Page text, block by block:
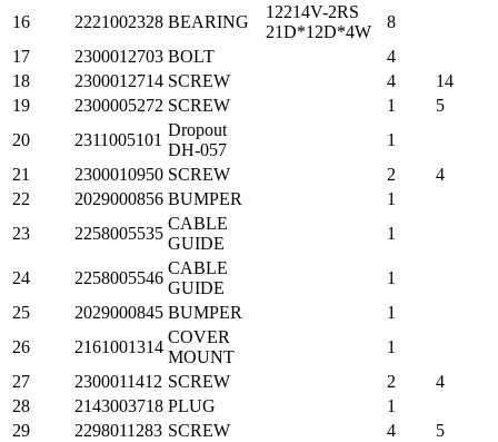
16
2221002328 BEARING
12214V-2RS
21D*12D*4W
8
17
2300012703 BOLT
4
18
2300012714 SCREW 4
14
19
2300005272 SCREW 1
5
20
2311005101
Dropout
DH-057
1
21
2300010950 SCREW 2
4
22
2029000856 BUMPER
1
23
2258005535
CABLE
GUIDE
1
24 2258005546
CABLE
GUIDE
1
25
2029000845 BUMPER
1
26
2161001314
COVER
MOUNT
1
27
2300011412 SCREW 2
4
28
2143003718 PLUG
1
29
2298011283 SCREW 4
5